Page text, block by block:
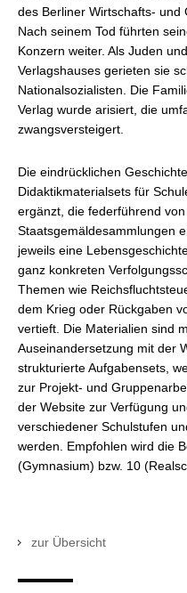
des Berliner Wirtschafts- und
Nach seinem Tod führten
Konzern weiter. Als Juden
Verlagshauses gerieten sie
Nationalsozialisten. Die
Verlag wurde arisiert, die
zwangsversteigert.
Die eindrücklichen
Didaktikmaterialsets für
ergänzt, die federführend
Staatsgemäldesammlungen
jeweils eine
ganz konkreten
Themen wie
dem Krieg oder Rückgaben
vertieft. Die Materialien sind
Auseinandersetzung mit der
strukturierte Aufgabensets,
zur Projekt- und
der Website zur Verfügung
verschiedener Schulstufen
werden. Empfohlen wird die
(Gymnasium) bzw. 10
zur Übersicht